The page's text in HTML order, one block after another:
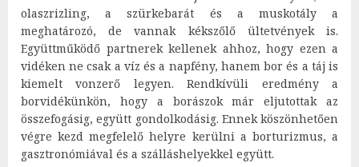
olaszrizling, a szürkebarát és a muskotály a
meghatározó, de vannak kékszőlő ültetvények is.
Együttműködő partnerek kellenek ahhoz, hogy ezen a
vidéken ne csak a víz és a napfény, hanem bor és a táj is
kiemelt vonzerő legyen. Rendkívüli eredmény a
borvidékünkön, hogy a borászok már eljutottak az
összefogásig, együtt gondolkodásig. Ennek köszönhetően
végre kezd megfelelő helyre kerülni a borturizmus, a
gasztronómiával és a szálláshelyekkel együtt.